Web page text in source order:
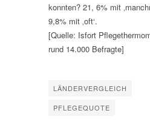
konnten? 21, 6% mit
9,8% mit ‚oft‘.
[Quelle: Isfort
rund 14.000 Befragte]
LÄNDERVERGLEICH
PFLEGEQUOTE